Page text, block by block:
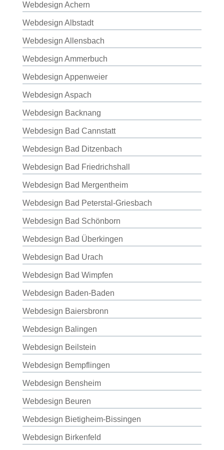
Webdesign Achern
Webdesign Albstadt
Webdesign Allensbach
Webdesign Ammerbuch
Webdesign Appenweier
Webdesign Aspach
Webdesign Backnang
Webdesign Bad Cannstatt
Webdesign Bad Ditzenbach
Webdesign Bad Friedrichshall
Webdesign Bad Mergentheim
Webdesign Bad Peterstal-Griesbach
Webdesign Bad Schönborn
Webdesign Bad Überkingen
Webdesign Bad Urach
Webdesign Bad Wimpfen
Webdesign Baden-Baden
Webdesign Baiersbronn
Webdesign Balingen
Webdesign Beilstein
Webdesign Bempflingen
Webdesign Bensheim
Webdesign Beuren
Webdesign Bietigheim-Bissingen
Webdesign Birkenfeld